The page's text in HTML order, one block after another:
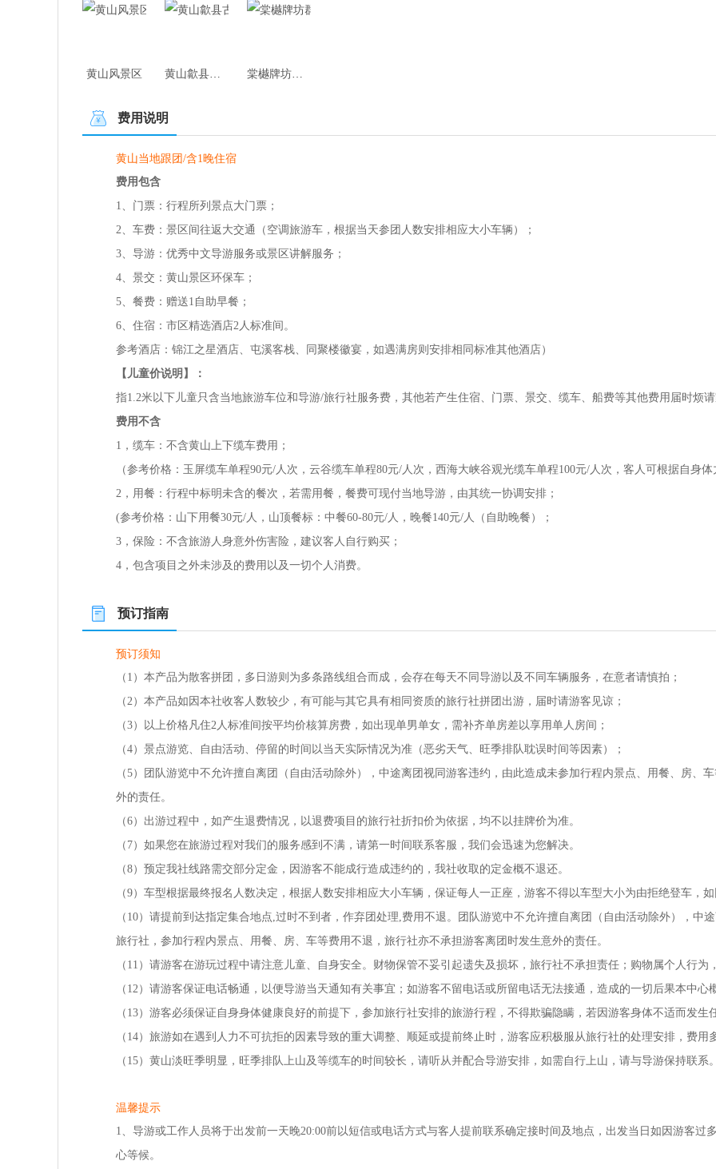
黄山风景区
费用说明
黄山当地跟团/含1晚住宿
费用包含
1、门票：行程所列景点大门票；
2、车费：景区间往返大交通（空调旅游车，根据当天参团人数安排相应大小车辆）；
3、导游：优秀中文导游服务或景区讲解服务；
4、景交：黄山景区环保车；
5、餐费：赠送1自助早餐；
6、住宿：市区精选酒店2人标准间。
参考酒店：锦江之星酒店、屯溪客栈、同聚楼徽宴，如遇满房则安排相同标准其他酒店）
【儿童价说明】：
指1.2米以下儿童只含当地旅游车位和导游/旅行社服务费，其他若产生住宿、门票、景交、缆车、船费等其他费用届时烦请
费用不含
1，缆车：不含黄山上下缆车费用；
（参考价格：玉屏缆车单程90元/人次，云谷缆车单程80元/人次，西海大峡谷观光缆车单程100元/人次，客人可根据自身
2，用餐：行程中标明未含的餐次，若需用餐，餐费可现付当地导游，由其统一协调安排；
(参考价格：山下用餐30元/人，山顶餐标：中餐60-80元/人，晚餐140元/人（自助晚餐）；
3，保险：不含旅游人身意外伤害险，建议客人自行购买；
4，包含项目之外未涉及的费用以及一切个人消费。
预订指南
预订须知
（1）本产品为散客拼团，多日游则为多条路线组合而成，会存在每天不同导游以及不同车辆服务，在意者请慎拍；
（2）本产品如因本社收客人数较少，有可能与其它具有相同资质的旅行社拼团出游，届时请游客见谅；
（3）以上价格凡住2人标准间按平均价核算房费，如出现单男单女，需补齐单房差以享用单人房间；
（4）景点游览、自由活动、停留的时间以当天实际情况为准（恶劣天气、旺季排队耽误时间等因素）；
（5）团队游览中不允许擅自离团（自由活动除外），中途离团视同游客违约，由此造成未参加行程内景点、用餐、房、
外的责任。
（6）出游过程中，如产生退费情况，以退费项目的旅行社折扣价为依据，均不以挂牌价为准。
（7）如果您在旅游过程对我们的服务感到不满，请第一时间联系客服，我们会迅速为您解决。
（8）预定我社线路需交部分定金，因游客不能成行造成违约的，我社收取的定金概不退还。
（9）车型根据最终报名人数决定，根据人数安排相应大小车辆，保证每人一正座，游客不得以车型大小为由拒绝登车，如
（10）请提前到达指定集合地点,过时不到者，作弃团处理,费用不退。团队游览中不允许擅自离团（自由活动除外），中
旅行社，参加行程内景点、用餐、房、车等费用不退，旅行社亦不承担游客离团时发生意外的责任。
（11）请游客在游玩过程中请注意儿童、自身安全。财物保管不妥引起遗失及损坏，旅行社不承担责任；购物属个人行为
（12）请游客保证电话畅通，以便导游当天通知有关事宜；如游客不留电话或所留电话无法接通，造成的一切后果本中心
（13）游客必须保证自身身体健康良好的前提下，参加旅行社安排的旅游行程，不得欺骗隐瞒，若因游客身体不适而发生
（14）旅游如在遇到人力不可抗拒的因素导致的重大调整、顺延或提前终止时，游客应积极服从旅行社的处理安排，费用
（15）黄山淡旺季明显，旺季排队上山及等缆车的时间较长，请听从并配合导游安排，如需自行上山，请与导游保持联系。
温馨提示
1、导游或工作人员将于出发前一天晚20:00前以短信或电话方式与客人提前联系确定接时间及地点，出发当日如因游客过
心等候。